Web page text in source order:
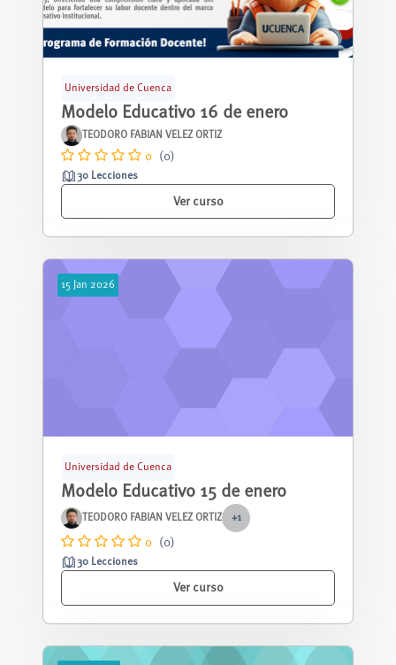
Universidad de Cuenca
Modelo Educativo 16 de enero
TEODORO FABIAN VELEZ ORTIZ
0 (0)
30 Lecciones
Ver curso
15 Jan 2026
Universidad de Cuenca
Modelo Educativo 15 de enero
TEODORO FABIAN VELEZ ORTIZ +1
0 (0)
30 Lecciones
Ver curso